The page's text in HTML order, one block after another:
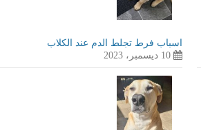
اسباب فرط تجلط الدم عند الكلاب
10 ديسمبر، 2023